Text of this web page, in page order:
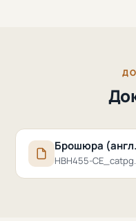
Брошюра
HBH455-